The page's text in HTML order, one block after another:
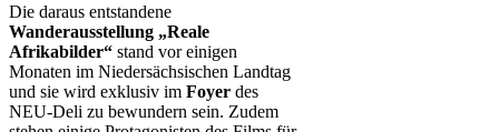
Die daraus entstandene
Wanderausstellung „Reale
Afrikabilder“ stand vor einigen
Monaten im Niedersächsischen Landtag
und sie wird exklusiv im Foyer des
NEU-Deli zu bewundern sein. Zudem